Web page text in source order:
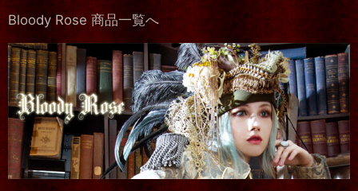
Bloody Rose 商品一覧へ